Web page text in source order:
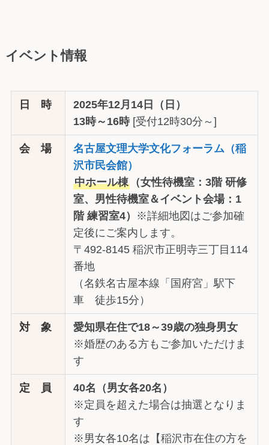
イベント情報
日 時
2025年12月14日（日）
13時～16時[受付12時30分～]
会 場
名古屋文理大学文化フォーラム（稲
沢市民会館）
中ホール棟 （女性待機室：3階 研修
室、男性待機室＆イベント会場：1
階 練習室4） ※詳細地図はご参加確
定後にご案内します。
〒492-8145 稲沢市正明寺三丁目114
番地
（名鉄名古屋本線「国府宮」駅下
車 徒歩15分）
対 象
愛知県在住で18～39歳の独身男女
※婚歴のある方もご参加いただけま
す
定 員
40名（男女各20名）
※定員を超えた場合は抽選となりま
す
※男女各10名は【稲沢市在住の方を